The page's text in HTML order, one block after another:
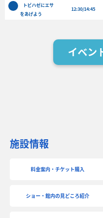
トビハゼにエサ
をあげよう
12:30/14:45
イベン
施設情報
料金案内・チケット購入
ショー・館内の見どころ紹介